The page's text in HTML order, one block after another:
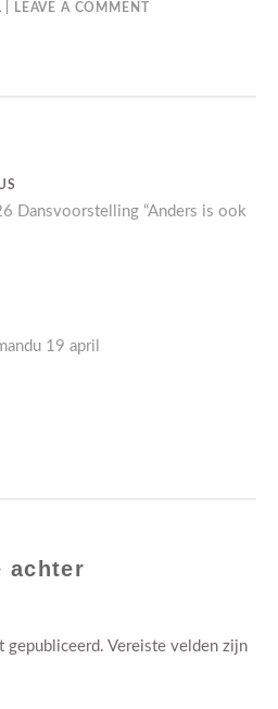
LEAVE A COMMENT
Dansvoorstelling “Anders is ook
19 april
achter
gepubliceerd. Vereiste velden zijn